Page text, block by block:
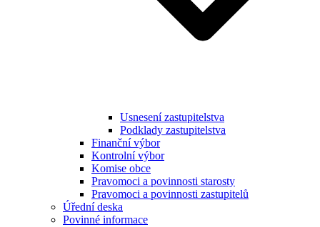
Usnesení zastupitelstva
Podklady zastupitelstva
Finanční výbor
Kontrolní výbor
Komise obce
Pravomoci a povinnosti starosty
Pravomoci a povinnosti zastupitelů
Úřední deska
Povinné informace